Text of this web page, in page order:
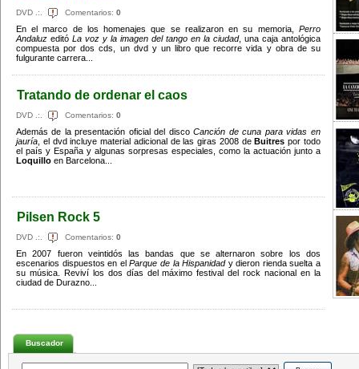
DVD .:. Comentarios: 0
En el marco de los homenajes que se realizaron en su memoria, Perro
Andaluz editó La voz y la imagen del tango en la ciudad, una caja antológica
compuesta por dos cds, un dvd y un libro que recorre vida y obra de su
fulgurante carrera...
Tratando de ordenar el caos
DVD .:. Comentarios: 0
Además de la presentación oficial del discoCanción de cuna para vidas en
jauría , el dvd incluye material adicional de las giras 2008 deBuitres por todo
el país y España y algunas sorpresas especiales, como la actuación junto a
Loquillo en Barcelona...
Pilsen Rock 5
DVD .:. Comentarios: 0
En 2007 fueron veintidós las bandas que se alternaron sobre los dos
escenarios dispuestos en elParque de la Hispanidady dieron rienda suelta a
su música. Reviví los dos días del máximo festival del rock nacional en la
ciudad de Durazno...
Buscador